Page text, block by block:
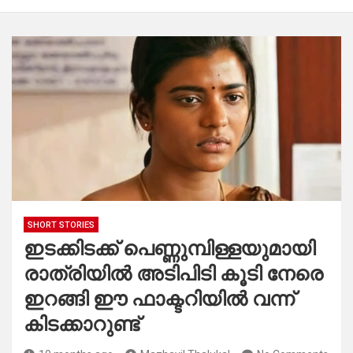
SHORT STORIES
ഇടക്കിടക്ക് പെണ്ണുമ്പിള്ളയുമായി
രാത്രിയിൽ അടിപിടി കൂടി നേരെ
ഇറങ്ങി ഈ ഫാക്ടറിയിൽ വന്ന്
കിടക്കാറുണ്ട്